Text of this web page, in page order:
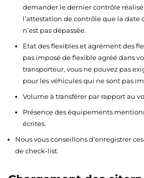
demander le dernier contrôle
l’attestation de contrôle que la date
n’est pas dépassée.
Etat des flexibles et agrément des
pas imposé de flexible agréé dans
transporteur, vous ne pouvez pas
pour les véhicules qui ne sont pas
Volume à transférer par rapport au
Présence des équipements
écrites.
Nous vous conseillons d’enregistrer
de check-list.